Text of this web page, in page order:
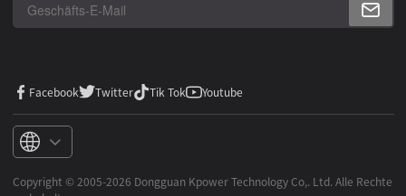
Facebook Twitter Tik Tok Youtube
Copyright ©️ 2005-2026 Dongguan Kpower Technology Co,. Ltd. Alle Rechte